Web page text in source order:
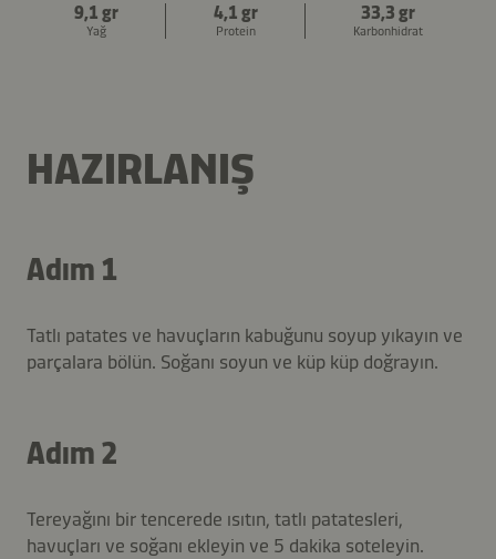
9,1 gr
Yağ
4,1 gr
Protein
33,3 gr
Karbonhidrat
HAZIRLANIŞ
Adım 1
Tatlı patates ve havuçların kabuğunu soyup yıkayın ve
parçalara bölün. Soğanı soyun ve küp küp doğrayın.
Adım 2
Tereyağını bir tencerede ısıtın, tatlı patatesleri,
havuçları ve soğanı ekleyin ve 5 dakika soteleyin.